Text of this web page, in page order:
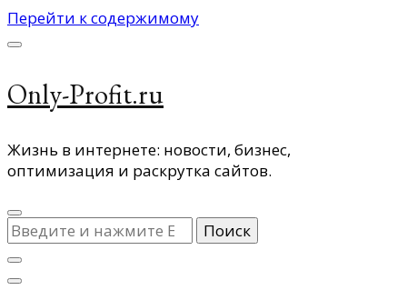
Перейти к содержимому
Only-Profit.ru
Жизнь в интернете: новости, бизнес,
оптимизация и раскрутка сайтов.
Ищите
что-
то?